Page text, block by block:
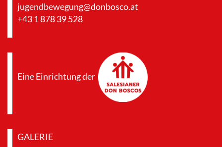
jugendbewegung@donbosco.at
+43 1 878 39 528
Eine Einrichtung der
GALERIE